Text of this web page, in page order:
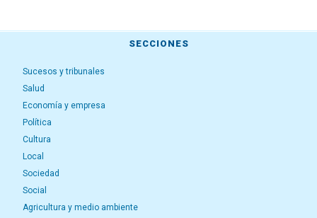
SECCIONES
Sucesos y tribunales
Salud
Economía y empresa
Política
Cultura
Local
Sociedad
Social
Agricultura y medio ambiente